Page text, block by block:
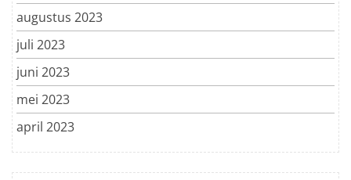
augustus 2023
juli 2023
juni 2023
mei 2023
april 2023